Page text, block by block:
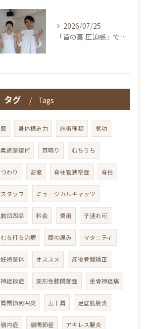
2026/07/25
「首の裏 圧迫感」でお探しの方へ〜本当の整体を仙台で！伊東鍼灸整骨院
タグ Tags
膝 身体構造力 施術種類 気功
柔道整復術 耳鳴り むちうち
つわり 安産 脊柱管狭窄症 脊柱
スタッフ ミュージカルキャッツ
劇団四季 料金 費用 子連れ可
むち打ち治療 膝の痛み マタニティ
妊婦整体 オススメ 産後骨盤矯正
神経根症 変形性膝関節症 坐骨神経痛
肩関節周囲炎 五十肩 足底筋膜炎
顎内症 顎関節症 アキレス腱炎